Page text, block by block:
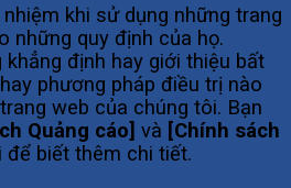
khi sử dụng những trang
những quy định của họ.
định hay giới thiệu bất
phương pháp điều trị nào
web của chúng tôi. Bạn
Quảng cáo] và [Chính sách
để biết thêm chi tiết.